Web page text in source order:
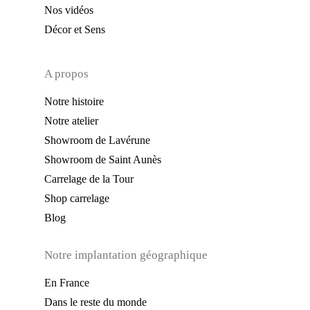
Nos vidéos
Décor et Sens
A propos
Notre histoire
Notre atelier
Showroom de Lavérune
Showroom de Saint Aunès
Carrelage de la Tour
Shop carrelage
Blog
Notre implantation géographique
En France
Dans le reste du monde